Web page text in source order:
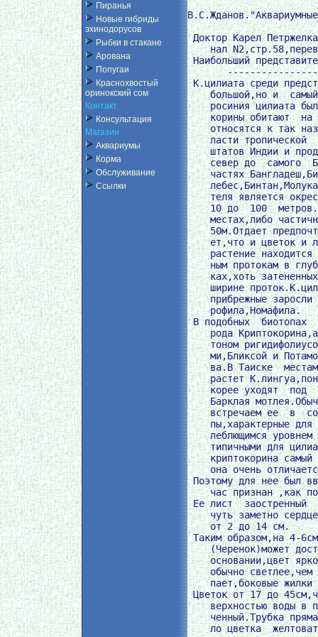
Пиранья
Новые гибриды
эхинодорусов
Рыбки в стакане
Арована
Попугаи
Краснохвостый
оринокский сом
Контакт
Консультация
Магазин
Аквариумы
Корма
Обслуживание
Ссылки
Доктор Карел
нал
Наибольший
К.цилиата среди
большой,но и
росиния цилиата
корины обитают  на
относятся к так
ласти тропической
штатов Индии и
север до  самого
частях
теля является
10 до  100
местах,либо
50м.Отдает
ет,что и цветок и
растение находится
ным протокам в
ках,хоть
ширине
прибрежные заросли
    рофила,Номафила.
В подобных  биотопах
рода
тоном
ми,Бликсой и
ва.В Таиске
растет
корее уходят  под
Барклая
встречаем ее  в
пы,характерные для
леблющимся уровнем
типичными для
криптокорина самый
она очень
Поэтому для нее был
час признан ,как
Ее лист  заостренный
чуть заметно
    от 2 до 14 см.
Таким образом,на 4-
(Черенок)может
основании,цвет
обычно светлее,чем
пает,боковые жилки
Цветок от 17 до
верхностью воды в
ченный.Трубка
ло цветка